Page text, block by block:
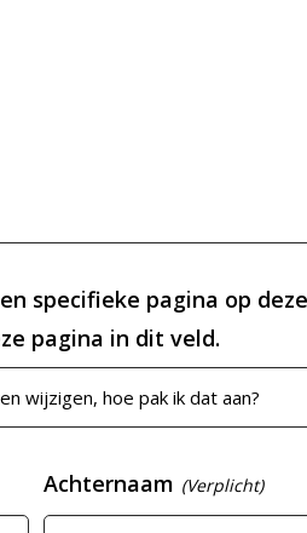
specifieke pagina op deze
pagina in dit veld.
Achternaam (Verplicht)